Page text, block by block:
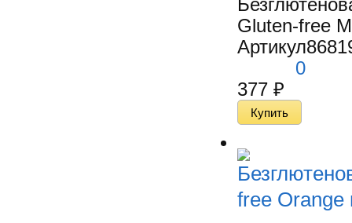
Gluten-free
Артикул
0
377 ₽
free Orange